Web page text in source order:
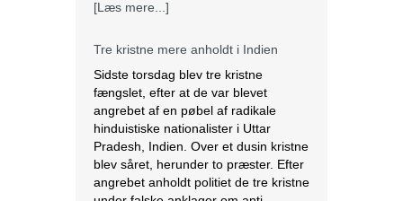
under falske anklager om anti-
en pøbel på over 20 personer ind […]
Saudi-Arabien omfavnede koptisk jul.
Biskop Marcos fra Egyptens Koptisk-
ortodokse kirke besøgte Saudi
Arabien, hvor han fejrede den østlige
juleliturgi sammen med 3.000